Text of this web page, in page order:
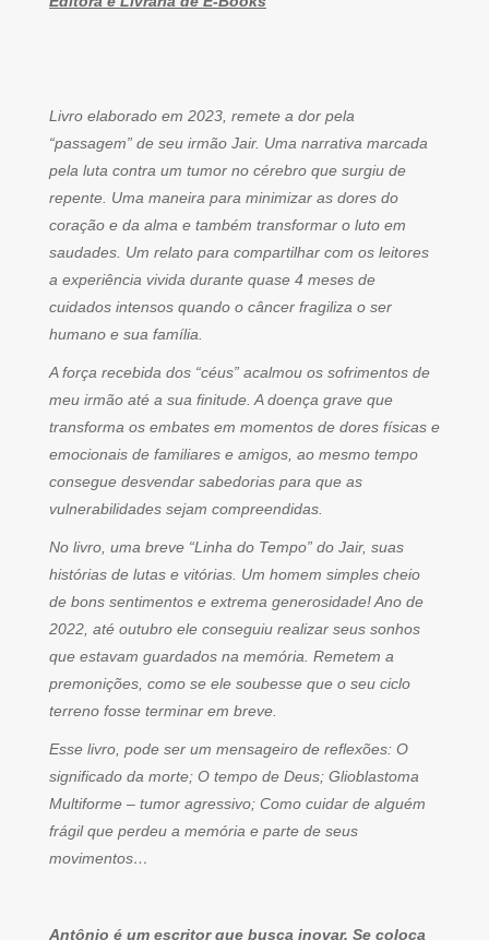
Livro elaborado em 2023, remete a dor pela
“passagem” de seu irmão Jair. Uma narrativa marcada
pela luta contra um tumor no cérebro que surgiu de
repente. Uma maneira para minimizar as dores do
coração e da alma e também transformar o luto em
saudades. Um relato para compartilhar com os leitores
a experiência vivida durante quase 4 meses de
cuidados intensos quando o câncer fragiliza o ser
humano e sua família.
A força recebida dos “céus” acalmou os sofrimentos de
meu irmão até a sua finitude. A doença grave que
transforma os embates em momentos de dores físicas e
emocionais de familiares e amigos, ao mesmo tempo
consegue desvendar sabedorias para que as
vulnerabilidades sejam compreendidas.
No livro, uma breve “Linha do Tempo” do Jair, suas
histórias de lutas e vitórias. Um homem simples cheio
de bons sentimentos e extrema generosidade! Ano de
2022, até outubro ele conseguiu realizar seus sonhos
que estavam guardados na memória. Remetem a
premonições, como se ele soubesse que o seu ciclo
terreno fosse terminar em breve.
Esse livro, pode ser um mensageiro de reflexões: O
significado da morte; O tempo de Deus; Glioblastoma
Multiforme – tumor agressivo; Como cuidar de alguém
frágil que perdeu a memória e parte de seus
movimentos…
Antônio é um escritor que busca inovar. Se coloca